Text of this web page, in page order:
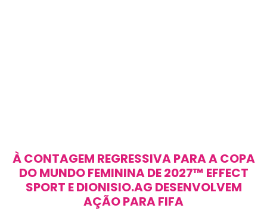
À CONTAGEM REGRESSIVA PARA A COPA
DO MUNDO FEMININA DE 2027™ EFFECT
SPORT E DIONISIO.AG DESENVOLVEM
AÇÃO PARA FIFA